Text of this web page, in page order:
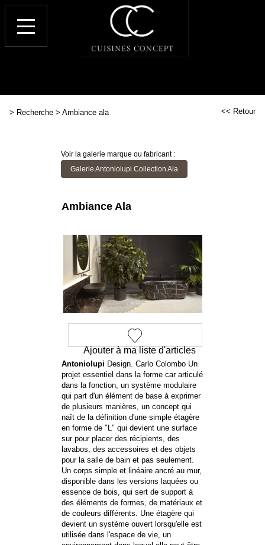
> Recherche > Ambiance ala << Retour
Voir la galerie marque ou fabricant :
Galerie Antoniolupi Collection Ala
Ajouter à ma liste d'articles
Ambiance Ala
Antoniolupi Design. Carlo Colombo Un
projet essentiel dans la forme car articulé
dans la fonction, un système modulaire
qui part d'un élément de base à exprimer
de plusieurs manières, un concept qui
naît de la définition d'une simple étagère
en forme de "L" qui devient une surface
sur pour placer des récipients, des
lavabos, des accessoires et des objets
pour la salle de bain et pas seulement.
Un corps simple et linéaire ancré au mur,
disponible dans les versions laquées ou
essence de bois, qui sert de support à
des éléments de formes, de matériaux et
de couleurs différents. Une étagère qui
devient un système ouvert lorsqu'elle est
utilisée dans l'espace de vie, un